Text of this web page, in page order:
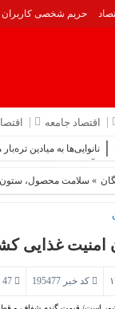
حریم شخصی کاربران
اقتصاد جامعه
نانوایی‌ها به میادین تره‌بار
آژانس در ایران
از فهرست تروریستی
معدن تا بازار
» سلامت محصول،
غذایی
کد خبر 195477